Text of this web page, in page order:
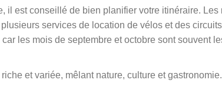
il est conseillé de bien planifier votre itinéraire.
services de location de vélos et des
les mois de septembre et octobre sont souvent
et variée, mêlant nature, culture et